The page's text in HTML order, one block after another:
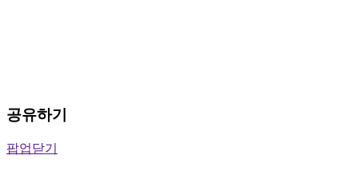
공유하기
팝업닫기